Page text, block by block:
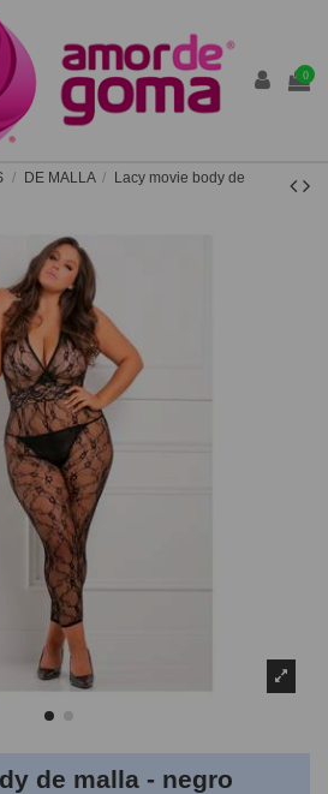
0
DE MALLA
Lacy movie body de
de malla - negro